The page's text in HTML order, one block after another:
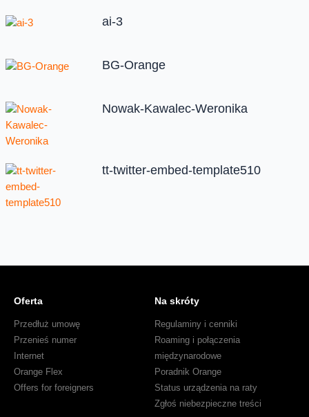
ai-3
BG-Orange
Nowak-Kawalec-Weronika
tt-twitter-embed-template510
Oferta
Przedłuż umowę
Przenieś numer
Internet
Orange Flex
Offers for foreigners
Na skróty
Regulaminy i cenniki
Roaming i połączenia
międzynarodowe
Poradnik Orange
Status urządzenia na raty
Zgłoś niebezpieczne treści